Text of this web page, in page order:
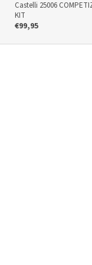
Castelli 25006
KIT
€99,95